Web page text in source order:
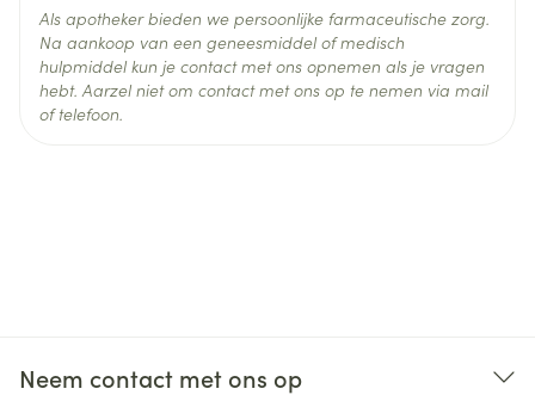
Als apotheker bieden we persoonlijke farmaceutische zorg.
Na aankoop van een geneesmiddel of medisch
hulpmiddel kun je contact met ons opnemen als je vragen
hebt. Aarzel niet om contact met ons op te nemen via mail
of telefoon.
Neem contact met ons op